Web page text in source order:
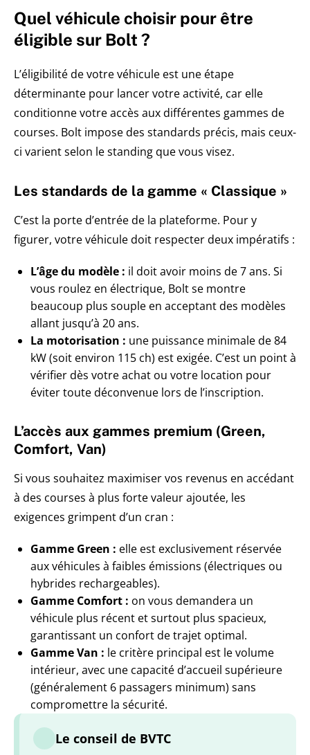
Quel véhicule choisir pour être
éligible sur Bolt ?
L’éligibilité de votre véhicule est une étape
déterminante pour lancer votre activité, car elle
conditionne votre accès aux différentes gammes de
courses. Bolt impose des standards précis, mais ceux-
ci varient selon le standing que vous visez.
Les standards de la gamme « Classique »
C’est la porte d’entrée de la plateforme. Pour y
figurer, votre véhicule doit respecter deux impératifs :
L’âge du modèle : il doit avoir moins de 7 ans. Si
vous roulez en électrique, Bolt se montre
beaucoup plus souple en acceptant des modèles
allant jusqu’à 20 ans.
La motorisation : une puissance minimale de 84
kW (soit environ 115 ch) est exigée. C’est un point à
vérifier dès votre achat ou votre location pour
éviter toute déconvenue lors de l’inscription.
L’accès aux gammes premium (Green,
Comfort, Van)
Si vous souhaitez maximiser vos revenus en accédant
à des courses à plus forte valeur ajoutée, les
exigences grimpent d’un cran :
Gamme Green : elle est exclusivement réservée
aux véhicules à faibles émissions (électriques ou
hybrides rechargeables).
Gamme Comfort : on vous demandera un
véhicule plus récent et surtout plus spacieux,
garantissant un confort de trajet optimal.
Gamme Van : le critère principal est le volume
intérieur, avec une capacité d’accueil supérieure
(généralement 6 passagers minimum) sans
compromettre la sécurité.
Le conseil de BVTC